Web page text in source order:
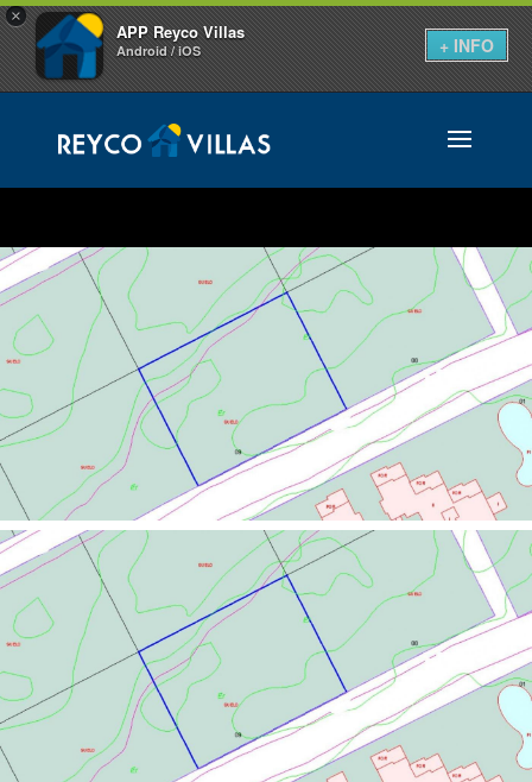
×
APP Reyco Villas
Android / iOS + INFO